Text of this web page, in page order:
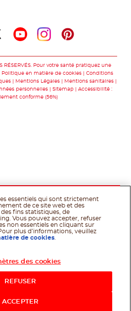
RÉSERVÉS. Pour votre santé pratiquez une
Politique en matière de cookies
Conditions
Mentions Légales
Mentions sanitaires
personnelles
Sitemap
Accessibilité :
conforme (56%)
essentiels qui sont strictement
de ce site web et des
fins statistiques, de
Vous pouvez accepter, refuser
non essentiels en cliquant sur
plus d’informations, veuillez
de cookies
des cookies
REFUSER
ACCEPTER